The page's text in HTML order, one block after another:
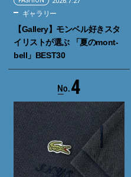
ギャラリー
【Gallery】モンベル好きスタ
イリストが選ぶ 「夏のmont-
bell」BEST30
4